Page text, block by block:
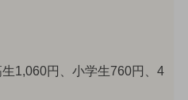
1,060円、小学生760円、4